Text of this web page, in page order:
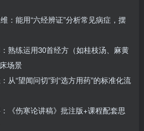
：能用“六经辨证”分析常见病症，摆
熟练运用30首经方（如桂枝汤、麻黄
场景
从“望闻问切”到“选方用药”的标准化流
《伤寒论讲稿》批注版+课程配套思